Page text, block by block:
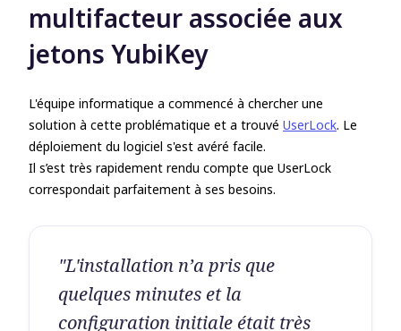
multifacteur associée aux
jetons YubiKey
L'équipe informatique a commencé à chercher une
solution à cette problématique et a trouvé UserLock. Le
déploiement du logiciel s'est avéré facile.
Il s’est très rapidement rendu compte que UserLock
correspondait parfaitement à ses besoins.
"L'installation n’a pris que
quelques minutes et la
configuration initiale était très